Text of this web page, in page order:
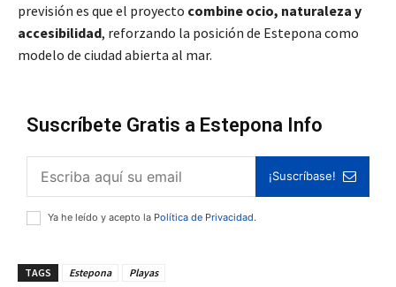
previsión es que el proyecto combine ocio, naturaleza y
accesibilidad, reforzando la posición de Estepona como
modelo de ciudad abierta al mar.
Suscríbete Gratis a Estepona Info
¡Suscríbase!
Ya he leído y acepto la Política de Privacidad.
TAGS Estepona Playas